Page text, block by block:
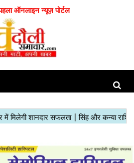
ऑनलाइन न्यूज़ पोर्टल